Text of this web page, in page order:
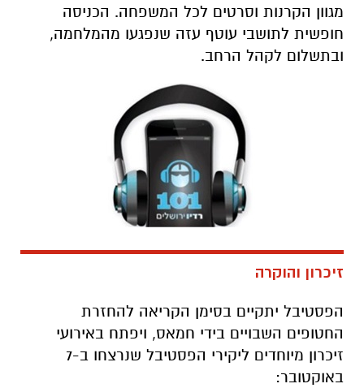
מגוון הקרנות וסרטים לכל המשפחה. הכניסה
חופשית לתושבי עוטף עזה שנפגעו מהמלחמה,
ובתשלום לקהל הרחב.
זיכרון והוקרה
הפסטיבל יתקיים בסימן הקריאה להחזרת
החטופים השבויים בידי חמאס, ויפתח באירועי
זיכרון מיוחדים ליקירי הפסטיבל שנרצחו ב-7
באוקטובר: